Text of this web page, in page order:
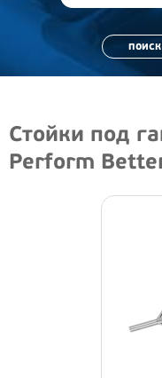
Стойки под
Perform